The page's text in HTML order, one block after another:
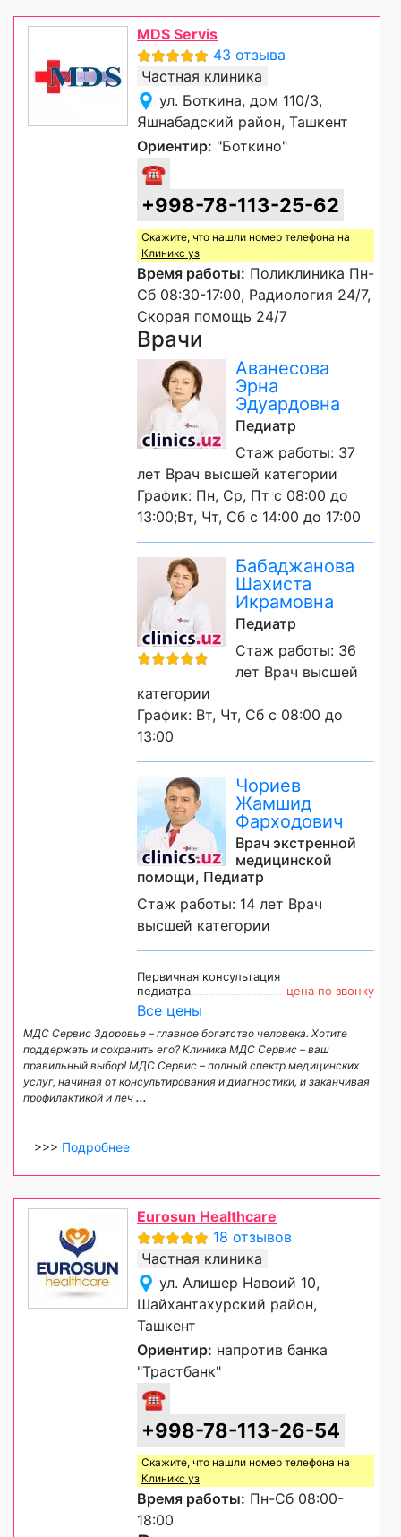
MDS Servis
43 отзыва
Частная клиника
ул. Боткина, дом 110/3,
Яшнабадский район, Ташкент
Ориентир: "Боткино"
☎
+998-78-113-25-62
Скажите, что нашли номер телефона на
Клиникс уз
Время работы: Поликлиника Пн-
Сб 08:30-17:00, Радиология 24/7,
Скорая помощь 24/7
Врачи
Аванесова
Эрна
Эдуардовна
Педиатр
Стаж работы: 37
лет Врач высшей категории
График: Пн, Ср, Пт с 08:00 до
13:00;Вт, Чт, Сб с 14:00 до 17:00
Бабаджанова
Шахиста
Икрамовна
Педиатр
Стаж работы: 36
лет Врач высшей
категории
График: Вт, Чт, Сб с 08:00 до
13:00
Чориев
Жамшид
Фарходович
Врач экстренной
медицинской
помощи, Педиатр
Стаж работы: 14 лет Врач
высшей категории
Первичная консультация
педиатра
цена по звонку
Все цены
МДС Сервис Здоровье – главное богатство человека. Хотите
поддержать и сохранить его? Клиника МДС Сервис – ваш
правильный выбор! МДС Сервис – полный спектр медицинских
услуг, начиная от консультирования и диагностики, и заканчивая
профилактикой и леч ...
>>> Подробнее
Eurosun Healthcare
18 отзывов
Частная клиника
ул. Алишер Навоий 10,
Шайхантахурский район,
Ташкент
Ориентир: напротив банка
"Трастбанк"
☎
+998-78-113-26-54
Скажите, что нашли номер телефона на
Клиникс уз
Время работы: Пн-Сб 08:00-
18:00